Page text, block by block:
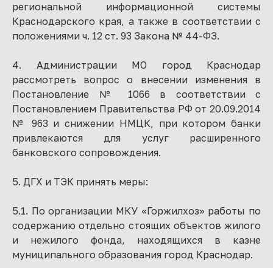
региональной информационной системы
Краснодарского края, а также в соответствии с
положениями ч. 12 ст. 93 Закона № 44-ФЗ.
4. Администрации МО город Краснодар
рассмотреть вопрос о внесении изменения в
Постановление № 1066 в соответствии с
Постановлением Правительства РФ от 20.09.2014
№ 963 и снижении НМЦК, при котором банки
привлекаются для услуг расширенного
банковского сопровождения.
5. ДГХ и ТЭК принять меры:
5.1. По организации МКУ «Горжилхоз» работы по
содержанию отдельно стоящих объектов жилого
и нежилого фонда, находящихся в казне
муниципального образования город Краснодар.